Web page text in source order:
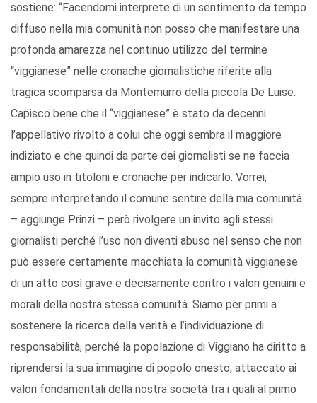
sostiene: “Facendomi interprete di un sentimento da tempo
diffuso nella mia comunità non posso che manifestare una
profonda amarezza nel continuo utilizzo del termine
“viggianese” nelle cronache giornalistiche riferite alla
tragica scomparsa da Montemurro della piccola De Luise.
Capisco bene che il “viggianese” è stato da decenni
l’appellativo rivolto a colui che oggi sembra il maggiore
indiziato e che quindi da parte dei giornalisti se ne faccia
ampio uso in titoloni e cronache per indicarlo. Vorrei,
sempre interpretando il comune sentire della mia comunità
– aggiunge Prinzi – però rivolgere un invito agli stessi
giornalisti perché l’uso non diventi abuso nel senso che non
può essere certamente macchiata la comunità viggianese
di un atto così grave e decisamente contro i valori genuini e
morali della nostra stessa comunità. Siamo per primi a
sostenere la ricerca della verità e l’individuazione di
responsabilità, perché la popolazione di Viggiano ha diritto a
riprendersi la sua immagine di popolo onesto, attaccato ai
valori fondamentali della nostra società tra i quali al primo